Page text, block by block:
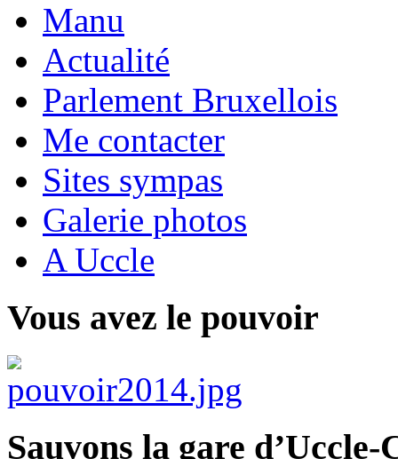
Manu
Actualité
Parlement Bruxellois
Me contacter
Sites sympas
Galerie photos
A Uccle
Vous avez le pouvoir
Sauvons la gare d’Uccle-